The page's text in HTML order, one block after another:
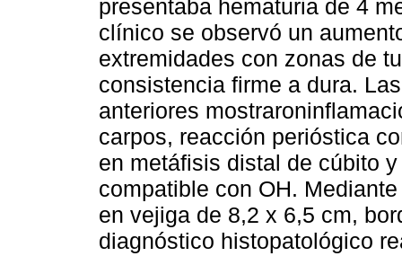
presentaba hematuria de 4
clínico se observó un
extremidades con zonas de
consistencia firme a dura.
anteriores
carpos, reacción perióstica
en metáfisis distal de cúbito
compatible con OH.
en vejiga de 8,2 x 6,5 cm,
diagnóstico histopatológico